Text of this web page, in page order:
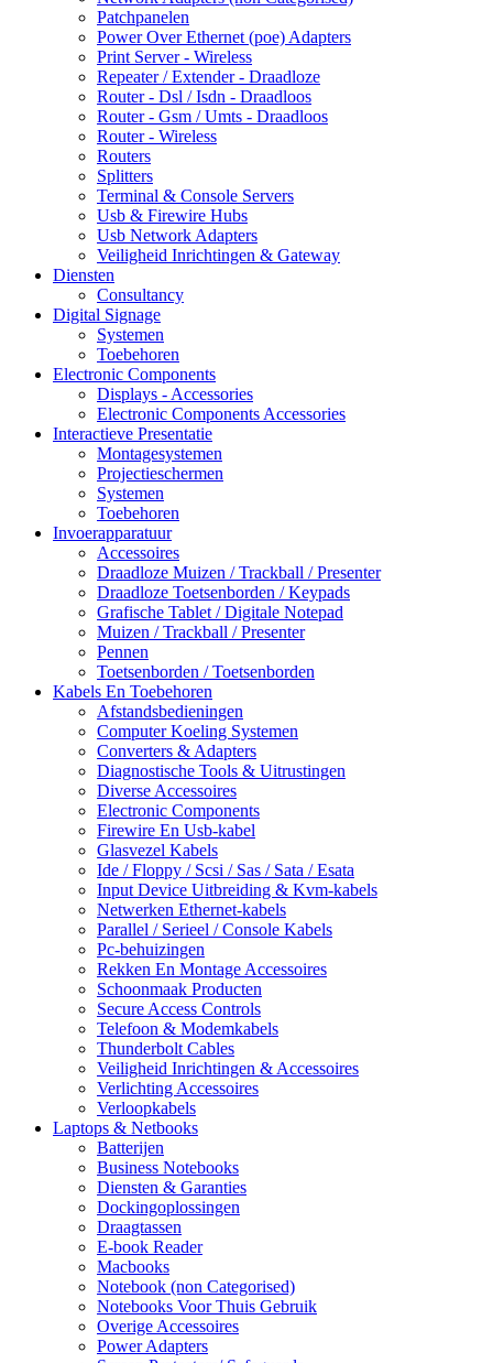
Patchpanelen
Power Over Ethernet (poe) Adapters
Print Server - Wireless
Repeater / Extender - Draadloze
Router - Dsl / Isdn - Draadloos
Router - Gsm / Umts - Draadloos
Router - Wireless
Routers
Splitters
Terminal & Console Servers
Usb & Firewire Hubs
Usb Network Adapters
Veiligheid Inrichtingen & Gateway
Diensten
Consultancy
Digital Signage
Systemen
Toebehoren
Electronic Components
Displays - Accessories
Electronic Components Accessories
Interactieve Presentatie
Montagesystemen
Projectieschermen
Systemen
Toebehoren
Invoerapparatuur
Accessoires
Draadloze Muizen / Trackball / Presenter
Draadloze Toetsenborden / Keypads
Grafische Tablet / Digitale Notepad
Muizen / Trackball / Presenter
Pennen
Toetsenborden / Toetsenborden
Kabels En Toebehoren
Afstandsbedieningen
Computer Koeling Systemen
Converters & Adapters
Diagnostische Tools & Uitrustingen
Diverse Accessoires
Electronic Components
Firewire En Usb-kabel
Glasvezel Kabels
Ide / Floppy / Scsi / Sas / Sata / Esata
Input Device Uitbreiding & Kvm-kabels
Netwerken Ethernet-kabels
Parallel / Serieel / Console Kabels
Pc-behuizingen
Rekken En Montage Accessoires
Schoonmaak Producten
Secure Access Controls
Telefoon & Modemkabels
Thunderbolt Cables
Veiligheid Inrichtingen & Accessoires
Verlichting Accessoires
Verloopkabels
Laptops & Netbooks
Batterijen
Business Notebooks
Diensten & Garanties
Dockingoplossingen
Draagtassen
E-book Reader
Macbooks
Notebook (non Categorised)
Notebooks Voor Thuis Gebruik
Overige Accessoires
Power Adapters